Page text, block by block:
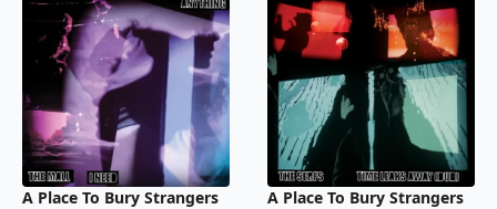
A Place To Bury Strangers
A Place To Bury Strangers